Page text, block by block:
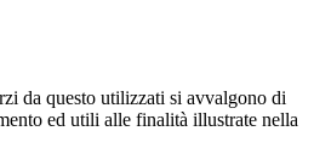
da questo utilizzati si avvalgono di
ed utili alle finalità illustrate nella